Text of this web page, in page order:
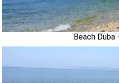
Beach Duba